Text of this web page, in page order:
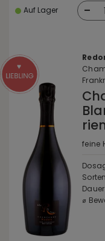
Auf Lager - 1
feine
⌀